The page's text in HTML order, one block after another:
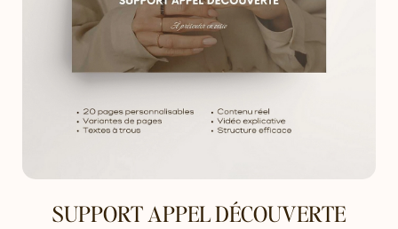
SUPPORT APPEL DÉCOUVERTE